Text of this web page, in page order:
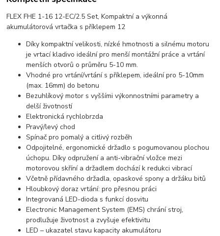
FLEX FHE 1-16 12-EC/2.5 Set, Kompaktní a výkonná
akumulátorová vrtačka s příklepem 12
Díky kompaktní velikosti, nízké hmotnosti a silnému motoru
je vrtací kladivo ideální pro menší montážní práce a vrtání
menších otvorů o průměru 5-10 mm.
Vhodné pro vrtání/vrtání s příklepem, ideální pro 5-10mm
(max. 16mm) do betonu
Bezuhlíkový motor s vyššími výkonnostními parametry a
delší životností
Elektronická rychlobrzda
Pravý/levý chod
Spínač pro pomalý a citlivý rozběh
Odpojitelné, ergonomické držadlo s pogumovanou plochou
úchopu. Díky odpružení a anti-vibrační vložce mezi
motorovou skříní a držadlem dochází k redukci vibrací
Včetně přídavného držadla, opaskové spony a držáku bitů
Hloubkový doraz vrtání: pro přesnou práci
Integrovaná LED-dioda s funkcí dosvitu
Electronic Management System (EMS) chrání stroj,
prodlužuje životnost a zvyšuje efektivitu
LED – ukazatel stavu kapacity akumulátoru